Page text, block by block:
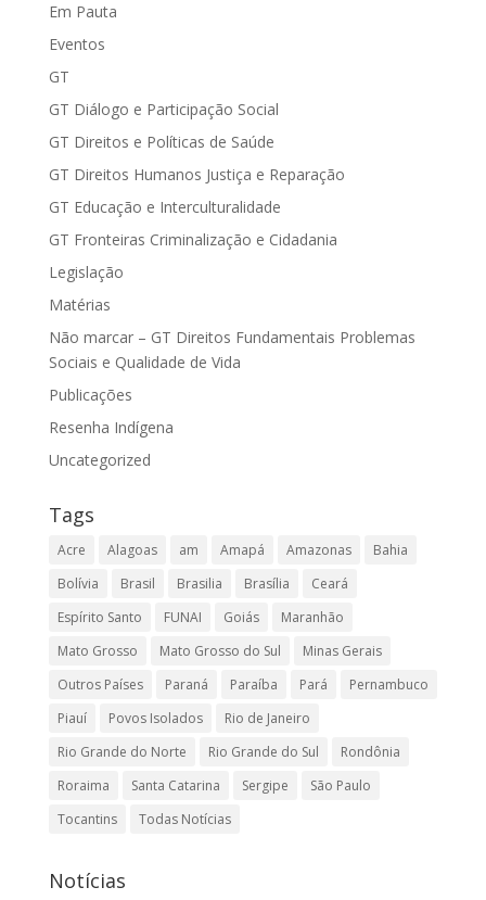
Em Pauta
Eventos
GT
GT Diálogo e Participação Social
GT Direitos e Políticas de Saúde
GT Direitos Humanos Justiça e Reparação
GT Educação e Interculturalidade
GT Fronteiras Criminalização e Cidadania
Legislação
Matérias
Não marcar – GT Direitos Fundamentais Problemas
Sociais e Qualidade de Vida
Publicações
Resenha Indígena
Uncategorized
Tags
Acre Alagoas am Amapá Amazonas
Bahia
Bolívia
Brasil Brasilia Brasília
Ceará
Espírito Santo
FUNAI Goiás
Maranhão
Mato Grosso
Mato Grosso do Sul
Minas Gerais
Outros Países
Paraná Paraíba Pará
Pernambuco
Piauí
Povos Isolados
Rio de Janeiro
Rio Grande do Norte
Rio Grande do Sul
Rondônia
Roraima
Santa Catarina Sergipe
São Paulo
Tocantins
Todas Notícias
Notícias